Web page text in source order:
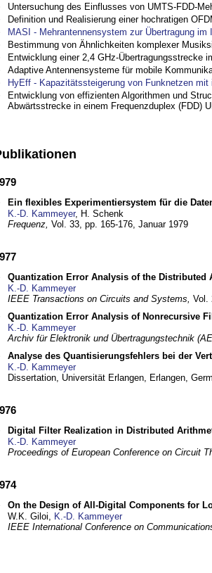
Untersuchung des Einflusses von UMTS-FDD-
Definition und Realisierung einer hochratigen
MASI - Mehrantennensystem zur Übertragung im
Bestimmung von Ähnlichkeiten komplexer
Entwicklung einer 2,4 GHz-Übertragungsstrecke
Adaptive Antennensysteme für mobile
HyEff - Kapazitätssteigerung von Funknetzen
Entwicklung von effizienten Algorithmen und
Abwärtsstrecke in einem Frequenzduplex (FDD)
Ein flexibles Experimentiersystem für die
K.-D. Kammeyer, H. Schenk
Frequenz, Vol. 33, pp. 165-176, Januar 1979
Quantization Error Analysis of the Distributed
K.-D. Kammeyer
IEEE Transactions on Circuits and Systems, Vol.
Quantization Error Analysis of Nonrecursive
K.-D. Kammeyer
Archiv für Elektronik und Übertragungstechnik
Analyse des Quantisierungsfehlers bei der
K.-D. Kammeyer
Dissertation, Universität Erlangen, Erlangen,
Digital Filter Realization in Distributed
K.-D. Kammeyer
Proceedings of European Conference on Circuit
On the Design of All-Digital Components for
W.K. Giloi, K.-D. Kammeyer
IEEE International Conference on